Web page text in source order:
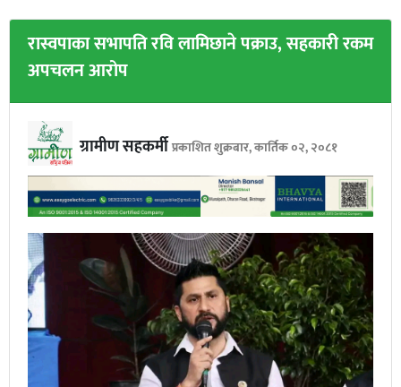
रास्वपाका सभापति रवि लामिछाने पक्राउ, सहकारी रकम
अपचलन आरोप
ग्रामीण सहकर्मीप्रकाशित शुक्रबार, कार्तिक ०२, २०८१